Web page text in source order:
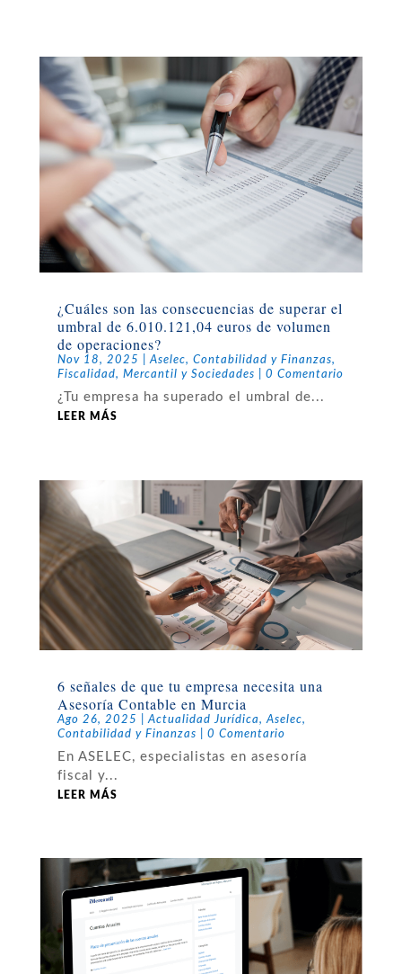
¿Cuáles son las consecuencias de superar el
umbral de 6.010.121,04 euros de volumen
de operaciones?
Nov 18, 2025 |Aselec, Contabilidad y Finanzas,
Fiscalidad, Mercantil y Sociedades | 0 Comentario
¿Tu empresa ha superado el umbral de...
LEER MÁS
6 señales de que tu empresa necesita una
Asesoría Contable en Murcia
Ago 26, 2025 |Actualidad Jurídica,Aselec,
Contabilidad y Finanzas | 0 Comentario
En ASELEC, especialistas en asesoría
fiscal y...
LEER MÁS